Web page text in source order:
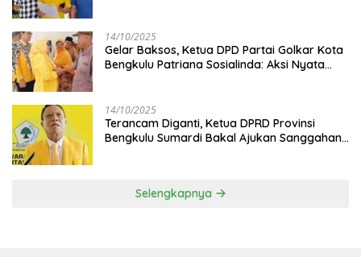
14/10/2025
‎Gelar Baksos, Ketua DPD Partai Golkar Kota
Bengkulu Patriana Sosialinda: Aksi Nyata
14/10/2025
Terancam Diganti, Ketua DPRD Provinsi
Bengkulu Sumardi Bakal Ajukan Sanggahan
Selengkapnya